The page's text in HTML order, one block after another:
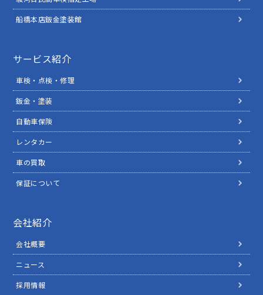
船橋本店鈑金塗装館
サービス紹介
車検・点検・修理
鈑金・塗装
自動車保険
レンタカー
車の買取
保証について
会社紹介
会社概要
ニュース
採用情報